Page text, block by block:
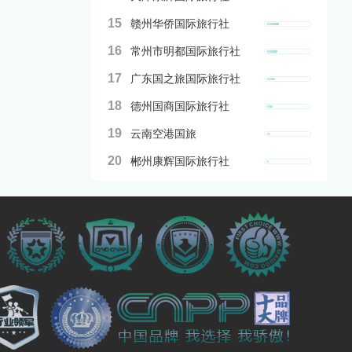
15 赣州华侨国际旅行社
16 常州市明都国际旅行社
17 广东国之旅国际旅行社
18 德州国商国际旅行社
19 云南空港国旅
20 郴州康辉国际旅行社